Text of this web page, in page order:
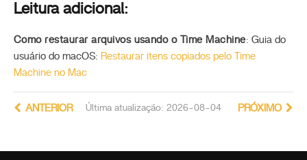
Leitura adicional:
Como restaurar arquivos usando o Time Machine: Guia do
usuário do macOS: Restaurar itens copiados pelo Time
Machine no Mac
Última atualização: 2026-08-04
ANTERIOR PRÓXIMO